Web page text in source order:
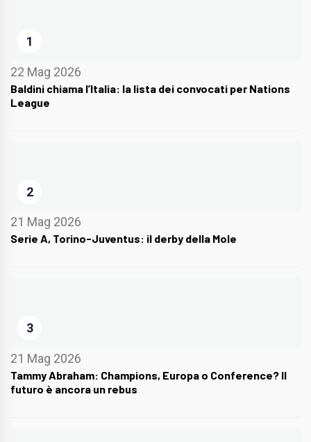
1
22 Mag 2026
Baldini chiama l’Italia: la lista dei convocati per Nations
League
2
21 Mag 2026
Serie A, Torino-Juventus: il derby della Mole
3
21 Mag 2026
Tammy Abraham: Champions, Europa o Conference? Il
futuro è ancora un rebus